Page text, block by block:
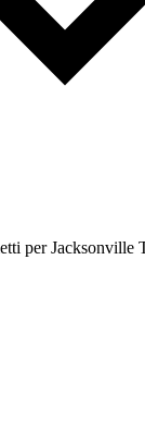
per Jacksonville